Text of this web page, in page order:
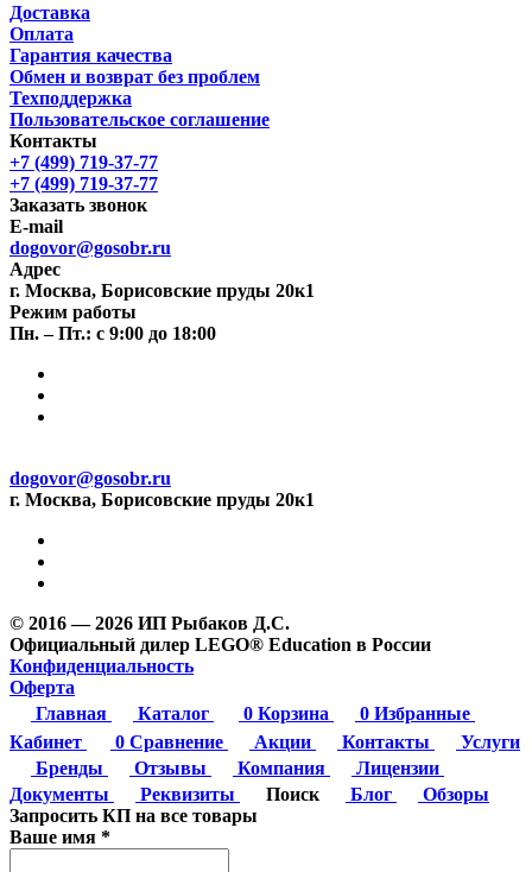
Доставка
Оплата
Гарантия качества
Обмен и возврат без проблем
Техподдержка
Пользовательское соглашение
Контакты
+7 (499) 719-37-77
+7 (499) 719-37-77
Заказать звонок
E-mail
dogovor@gosobr.ru
Адрес
г. Москва, Борисовские пруды 20к1
Режим работы
Пн. – Пт.: с 9:00 до 18:00
dogovor@gosobr.ru
г. Москва, Борисовские пруды 20к1
© 2016 — 2026 ИП Рыбаков Д.С.
Официальный дилер LEGO® Education в России
Конфиденциальность
Оферта
Главная
Каталог 0 Корзина 0 Избранные
Кабинет
0 Сравнение Акции Контакты
Услуги
Бренды
Отзывы Компания
Лицензии
Документы
Реквизиты Поиск Блог
Обзоры
Запросить КП на все товары
Ваше имя *